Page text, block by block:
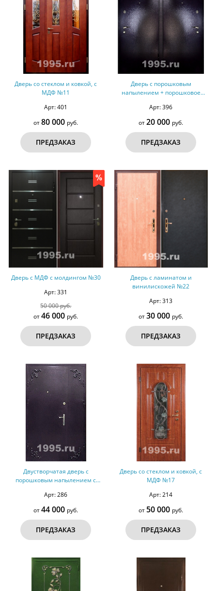
Дверь со стеклом и ковкой, с
МДФ №11
Арт: 401
от80 000 руб.
ПРЕДЗАКАЗ
Дверь с порошковым
напылением + порошковое
Арт: 396
от20 000 руб.
ПРЕДЗАКАЗ
Дверь с МДФ с молдингом №30
Арт: 331
50 000 руб.
от46 000 руб.
ПРЕДЗАКАЗ
Дверь с ламинатом и
винилискожей №22
Арт: 313
от30 000 руб.
ПРЕДЗАКАЗ
Двустворчатая дверь с
порошковым напылением с
Арт: 286
от44 000 руб.
ПРЕДЗАКАЗ
Дверь со стеклом и ковкой, с
МДФ №17
Арт: 214
от 50 000 руб.
ПРЕДЗАКАЗ